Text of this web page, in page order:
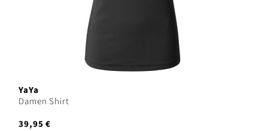
YaYa
Damen Shirt
39,95 €